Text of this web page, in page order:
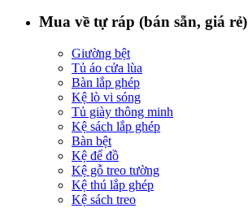
Mua về tự ráp (bán sẵn, giá rẻ)
Giường bệt
Tủ áo cửa lùa
Bàn lắp ghép
Kệ lò vi sóng
Tủ giày thông minh
Kệ sách lắp ghép
Bàn bệt
Kệ để đồ
Kệ gỗ treo tường
Kệ thú lắp ghép
Kệ sách treo